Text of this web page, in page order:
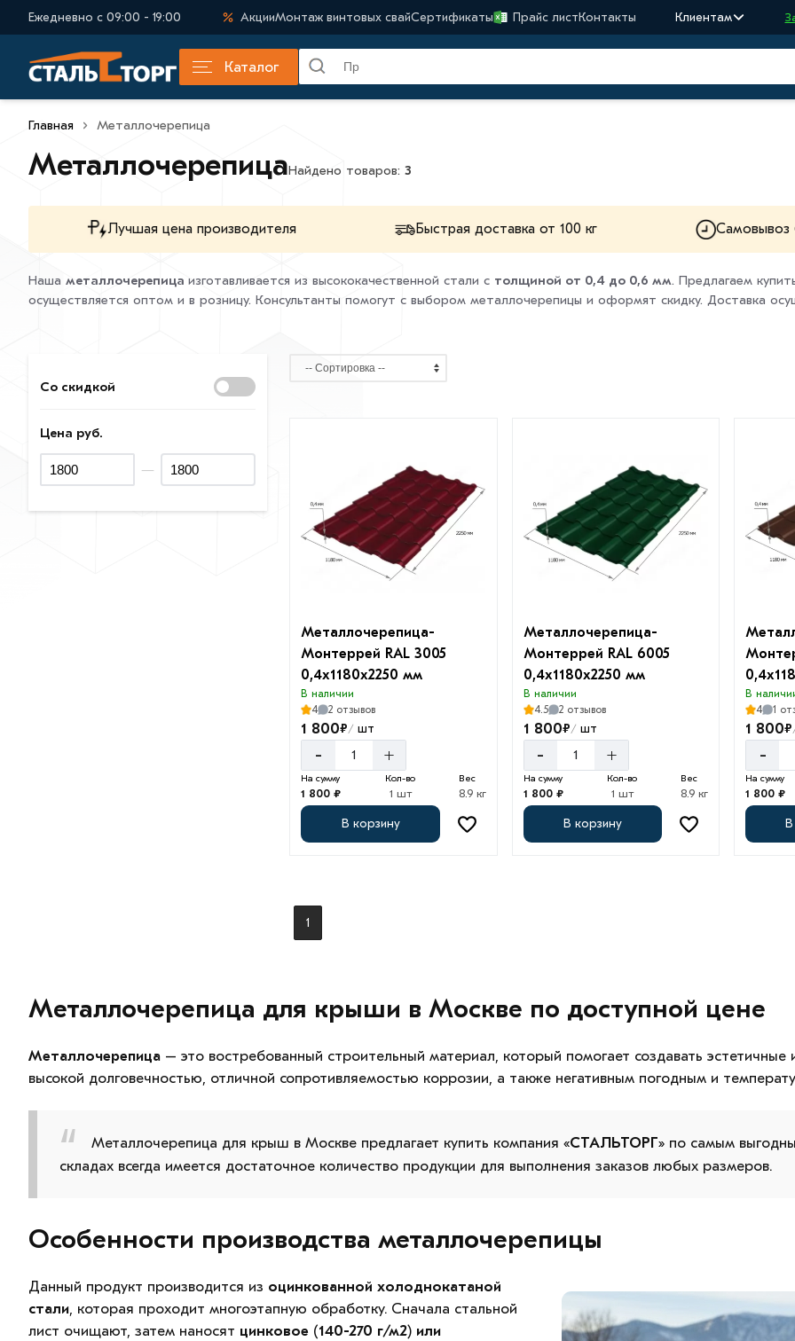
Ежедневно с 09:00 - 19:00 АкцииМонтаж винтовых свайСертификаты Прайс листКонтакты Клиентам
Каталог
Главная Металлочерепица
МеталлочерепицаНайдено товаров: 3
Лучшая цена производителя Быстрая доставка от 100 кг Самовывоз
Наша металлочерепица изготавливается из высококачественной стали с толщиной от 0,4 до 0,6 мм. Предлагаем
осуществляется оптом и в розницу. Консультанты помогут с выбором металлочерепицы и оформят скидку. Доставка
Со скидкой
Цена руб.
—
Металлочерепица-
Монтеррей RAL 3005
0,4х1180х2250 мм
В наличии
4
2 отзывов
1 800₽/ шт
- +
На сумму
1 800 ₽
Кол-во
1 шт
Вес
8.9 кг
В корзину
Металлочерепица-
Монтеррей RAL 6005
0,4х1180х2250 мм
В наличии
4.5
2 отзывов
1 800₽/ шт
- +
На сумму
1 800 ₽
Кол-во
1 шт
Вес
8.9 кг
В корзину
В
4
1
1 800₽
-
На сумму
1 800 ₽
В
1
Металлочерепица для крыши в Москве по доступной цене
Металлочерепица – это востребованный строительный материал, который помогает создавать
высокой долговечностью, отличной сопротивляемостью коррозии, а также негативным погодным и
Металлочерепица для крыш в Москве предлагает купить компания «СТАЛЬТОРГ» по самым
складах всегда имеется достаточное количество продукции для выполнения заказов любых размеров.
Особенности производства металлочерепицы
Данный продукт производится из оцинкованной холоднокатаной
стали, которая проходит многоэтапную обработку. Сначала стальной
лист очищают, затем наносят цинковое (140-270 г/м2) или